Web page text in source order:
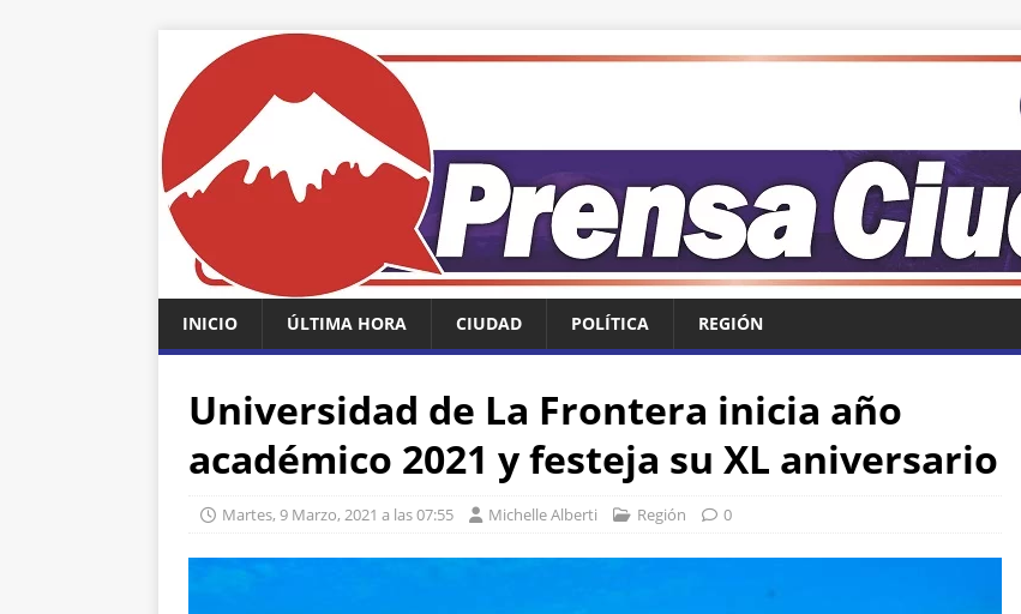
INICIO ÚLTIMA HORA CIUDAD POLÍTICA REGIÓN
Universidad de La Frontera inicia año
académico 2021 y festeja su XL aniversario
Martes, 9 Marzo, 2021 a las 07:55 Michelle Alberti Región 0